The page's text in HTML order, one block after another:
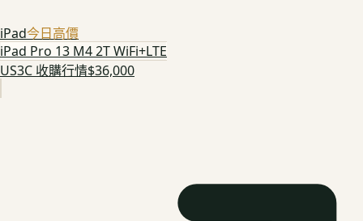
iPad今日高價
iPad Pro 13 M4 2T WiFi+LTE
US3C 收購行情$36,000